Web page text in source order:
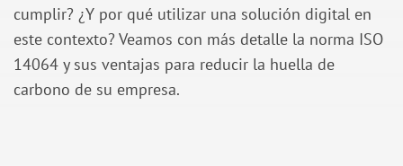
cumplir? ¿Y por qué utilizar una solución digital en
este contexto? Veamos con más detalle la norma ISO
14064 y sus ventajas para reducir la huella de
carbono de su empresa.